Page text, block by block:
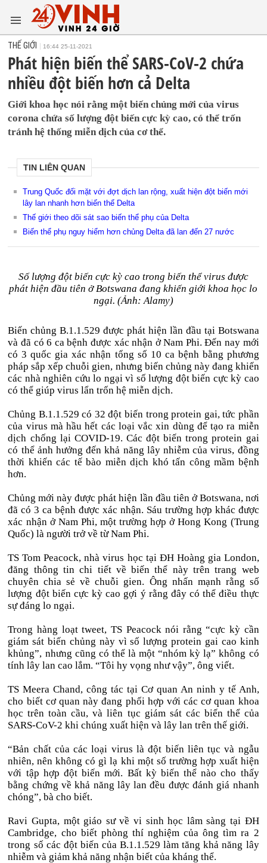
THẾ GIỚI 16:44 25-11-2021
Phát hiện biến thể SARS-CoV-2 chứa
nhiều đột biến hơn cả Delta
Giới khoa học nói rằng một biến chủng mới của virus
corona chứa số lượng đột biến cực kỳ cao, có thể trốn
tránh hệ thống miễn dịch của cơ thể.
TIN LIÊN QUAN
Trung Quốc đối mặt với đợt dịch lan rộng, xuất hiện đột biến mới
lây lan nhanh hơn biến thể Delta
Thế giới theo dõi sát sao biến thể phụ của Delta
Biến thể phụ nguy hiểm hơn chủng Delta đã lan đến 27 nước
Số lượng đột biến cực kỳ cao trong biến thể virus được
phát hiện đầu tiên ở Botswana đang khiến giới khoa học lo
ngại. (Ảnh: Alamy)
Biến chủng B.1.1.529 được phát hiện lần đầu tại Botswana
và đã có 6 ca bệnh được xác nhận ở Nam Phi. Đến nay mới
có 3 quốc gia xác nhận tổng số 10 ca bệnh bằng phương
pháp sắp xếp chuỗi gien, nhưng biến chủng này đang khiến
các nhà nghiên cứu lo ngại vì số lượng đột biến cực kỳ cao
có thể giúp virus lẩn trốn hệ miễn dịch.
Chủng B.1.1.529 có 32 đột biến trong protein gai, tức phần
của virus mà hầu hết các loại vắc xin dùng để tạo ra miễn
dịch chống lại COVID-19. Các đột biến trong protein gai
có thể ảnh hưởng đến khả năng lây nhiễm của virus, đồng
thời khiến các tế bào miễn dịch khó tấn công mầm bệnh
hơn.
Chủng mới này được phát hiện lần đầu tiên ở Botswana, nơi
đã có 3 ca bệnh được xác nhận. Sáu trường hợp khác được
xác nhận ở Nam Phi, một trường hợp ở Hong Kong (Trung
Quốc) là người trở về từ Nam Phi.
TS Tom Peacock, nhà virus học tại ĐH Hoàng gia London,
đăng thông tin chi tiết về biến thể này trên trang web
chuyên chia sẻ về chuỗi gien. Ông nhấn mạnh rằng số
lượng đột biến cực kỳ cao gợi ý rằng đây có thể điều thực
sự đáng lo ngại.
Trong hàng loạt tweet, TS Peacock nói rằng “cực kỳ cần
giám sát biến chủng này vì số lượng protein gai cao kinh
khủng”, nhưng cũng có thể là một “nhóm kỳ lạ” không có
tính lây lan cao lắm. “Tôi hy vọng như vậy”, ông viết.
TS Meera Chand, công tác tại Cơ quan An ninh y tế Anh,
cho biết cơ quan này đang phối hợp với các cơ quan khoa
học trên toàn cầu, và liên tục giám sát các biến thể của
SARS-CoV-2 khi chúng xuất hiện và lây lan trên thế giới.
“Bản chất của các loại virus là đột biến liên tục và ngẫu
nhiên, nên không có gì lạ khi một số trường hợp xuất hiện
với tập hợp đột biến mới. Bất kỳ biến thể nào cho thấy
bằng chứng về khả năng lây lan đều được đánh giá nhanh
chóng”, bà cho biết.
Ravi Gupta, một giáo sư về vi sinh học lâm sàng tại ĐH
Cambridge, cho biết phòng thí nghiệm của ông tìm ra 2
trong số các đột biến của B.1.1.529 làm tăng khả năng lây
nhiễm và giảm khả năng nhận biết của kháng thể.